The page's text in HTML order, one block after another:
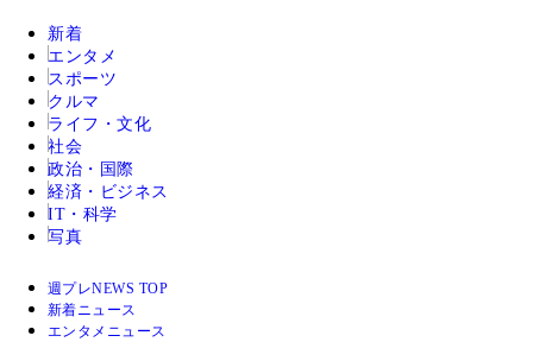
新着
エンタメ
スポーツ
クルマ
ライフ・文化
社会
政治・国際
経済・ビジネス
IT・科学
写真
週プレNEWS TOP
新着ニュース
エンタメニュース